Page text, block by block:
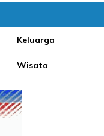
Keluarga
Wisata